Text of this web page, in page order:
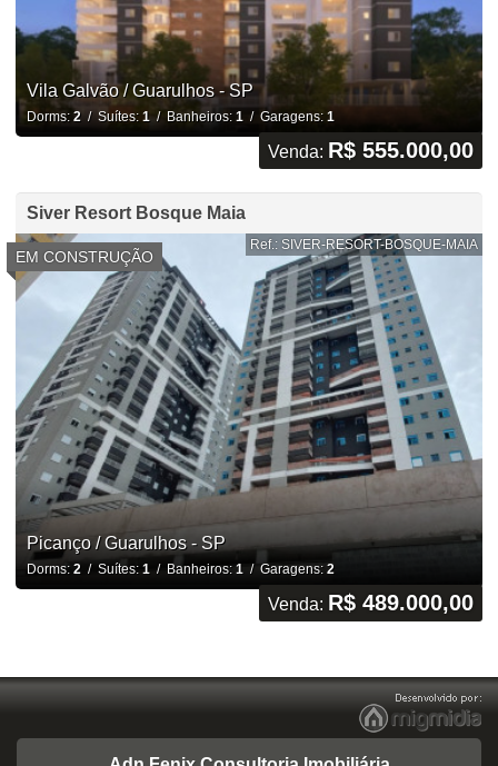
Vila Galvão / Guarulhos - SP
Dorms: 2/ Suítes: 1/ Banheiros: 1/ Garagens: 1
Venda: R$ 555.000,00
Siver Resort Bosque Maia
EM CONSTRUÇÃO
Ref.: SIVER-RESORT-BOSQUE-MAIA
Picanço / Guarulhos - SP
Dorms: 2/ Suítes: 1/ Banheiros: 1/ Garagens: 2
Venda: R$ 489.000,00